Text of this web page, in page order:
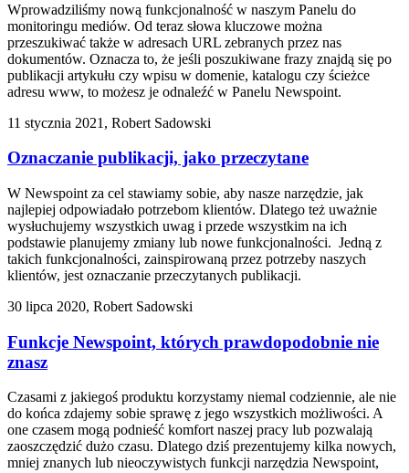
Wprowadziliśmy nową funkcjonalność w naszym Panelu do
monitoringu mediów. Od teraz słowa kluczowe można
przeszukiwać także w adresach URL zebranych przez nas
dokumentów. Oznacza to, że jeśli poszukiwane frazy znajdą się po
publikacji artykułu czy wpisu w domenie, katalogu czy ścieżce
adresu www, to możesz je odnaleźć w Panelu Newspoint.
11 stycznia 2021, Robert Sadowski
Oznaczanie publikacji, jako przeczytane
W Newspoint za cel stawiamy sobie, aby nasze narzędzie, jak
najlepiej odpowiadało potrzebom klientów. Dlatego też uważnie
wysłuchujemy wszystkich uwag i przede wszystkim na ich
podstawie planujemy zmiany lub nowe funkcjonalności. Jedną z
takich funkcjonalności, zainspirowaną przez potrzeby naszych
klientów, jest oznaczanie przeczytanych publikacji.
30 lipca 2020, Robert Sadowski
Funkcje Newspoint, których prawdopodobnie nie
znasz
Czasami z jakiegoś produktu korzystamy niemal codziennie, ale nie
do końca zdajemy sobie sprawę z jego wszystkich możliwości. A
one czasem mogą podnieść komfort naszej pracy lub pozwalają
zaoszczędzić dużo czasu. Dlatego dziś prezentujemy kilka nowych,
mniej znanych lub nieoczywistych funkcji narzędzia Newspoint,